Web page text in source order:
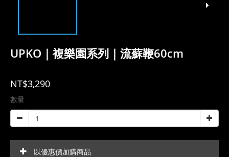
UPKO｜複樂園系列｜流蘇鞭60cm
NT$3,290
數量
以優惠價加購商品